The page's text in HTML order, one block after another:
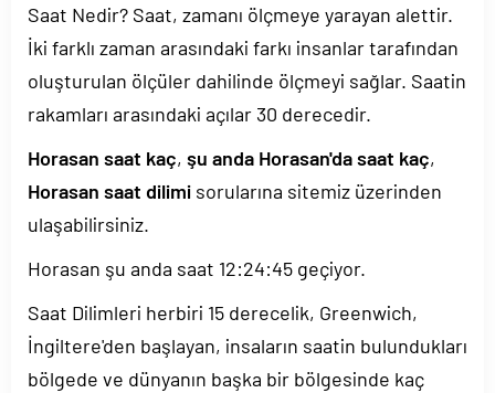
Saat Nedir? Saat, zamanı ölçmeye yarayan alettir.
İki farklı zaman arasındaki farkı insanlar tarafından
oluşturulan ölçüler dahilinde ölçmeyi sağlar. Saatin
rakamları arasındaki açılar 30 derecedir.
Horasan saat kaç, şu anda Horasan'da saat kaç,
Horasan saat dilimi sorularına sitemiz üzerinden
ulaşabilirsiniz.
Horasan şu anda saat 12:24:45 geçiyor.
Saat Dilimleri herbiri 15 derecelik, Greenwich,
İngiltere'den başlayan, insaların saatin bulundukları
bölgede ve dünyanın başka bir bölgesinde kaç